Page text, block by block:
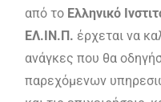
από το Ελληνικό
ΕΛ.ΙΝ.Π. έρχεται να
ανάγκες που θα
παρεχόμενων